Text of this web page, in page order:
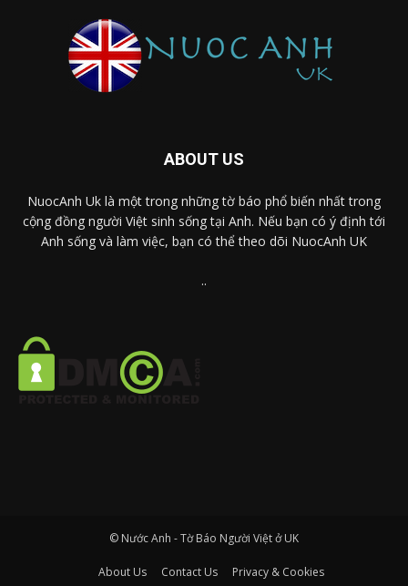
ABOUT US
NuocAnh Uk là một trong những tờ báo phổ biến nhất trong
cộng đồng người Việt sinh sống tại Anh. Nếu bạn có ý định tới
Anh sống và làm việc, bạn có thể theo dõi NuocAnh UK
..
© Nước Anh - Tờ Báo Người Việt ở UK
About Us Contact Us Privacy & Cookies